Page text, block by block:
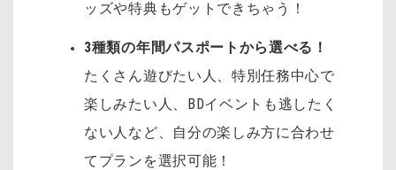
ッズや特典もゲットできちゃう！
3種類の年間パスポートから選べる！
たくさん遊びたい人、特別任務中心で
楽しみたい人、BDイベントも逃したく
ない人など、自分の楽しみ方に合わせ
てプランを選択可能！